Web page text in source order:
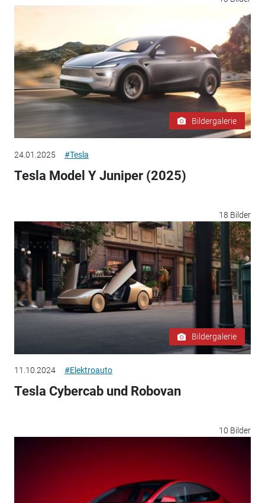
Bildergalerie
24.01.2025 #Tesla
Tesla Model Y Juniper (2025)
18 Bilder
Bildergalerie
11.10.2024 #Elektroauto
Tesla Cybercab und Robovan
10 Bilder